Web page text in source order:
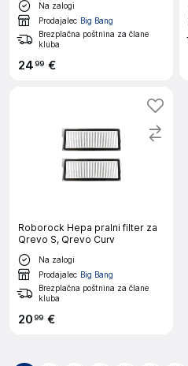
Na zalogi
Prodajalec Big Bang
Brezplačna poštnina za člane
kluba
2499 €
Roborock Hepa pralni filter za
Qrevo S, Qrevo Curv
Na zalogi
Prodajalec Big Bang
Brezplačna poštnina za člane
kluba
2099 €